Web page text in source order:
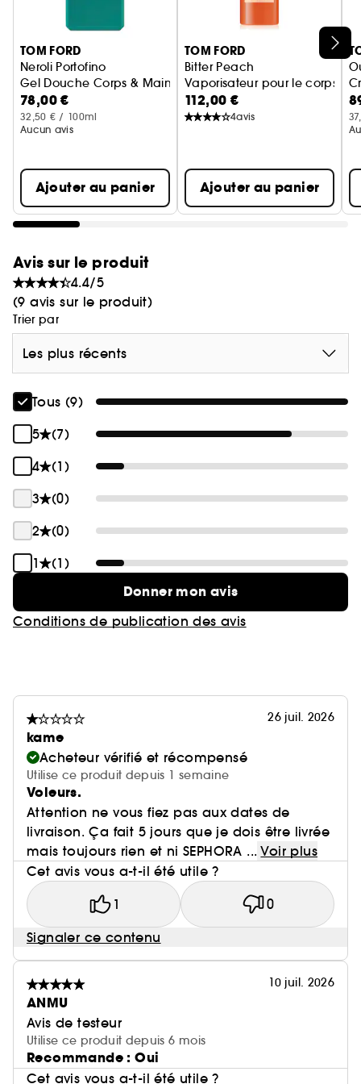
Ignorer le carrousel produits
TOM FORD
Neroli Portofino
Gel Douche Corps & Mains
78,00 €
32,50 € / 100ml
Aucun avis
Ajouter au panier
TOM FORD
Bitter Peach
Vaporisateur pour le corps
112,00 €
4avis
Ajouter au panier
Avis sur le produit
4.4/5
(9 avis sur le produit)
Trier par
Les plus récents
Tous (9)
5
(7)
4
(1)
3
(0)
2
(0)
1
(1)
Donner mon avis
Conditions de publication des avis
26 juil. 2026
kame
Acheteur vérifié et récompensé
Utilise ce produit depuis 1 semaine
Voleurs.
Attention ne vous fiez pas aux dates de
livraison. Ça fait 5 jours que je dois être livrée
mais toujours rien et ni SEPHORA ... Voir plus
Cet avis vous a-t-il été utile ?
1 0
Signaler ce contenu
10 juil. 2026
ANMU
Avis de testeur
Utilise ce produit depuis 6 mois
Recommande : Oui
Cet avis vous a-t-il été utile ?